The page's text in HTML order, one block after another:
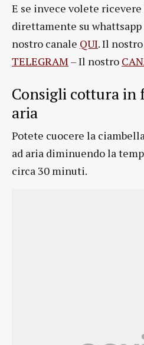
E se invece volete
direttamente su
nostro canale QUI. Il nostro
TELEGRAM – Il nostro
Consigli cottura in
aria
Potete cuocere la
ad aria diminuendo la
circa 30 minuti.